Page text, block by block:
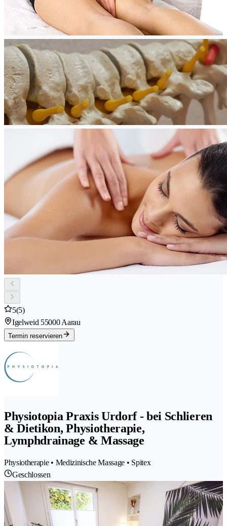
5(5)
Igelweid 55000 Aarau
Termin reservieren
Physiotopia Praxis Urdorf - bei Schlieren
& Dietikon, Physiotherapie,
Lymphdrainage & Massage
Physiotherapie • Medizinische Massage • Spitex
Geschlossen